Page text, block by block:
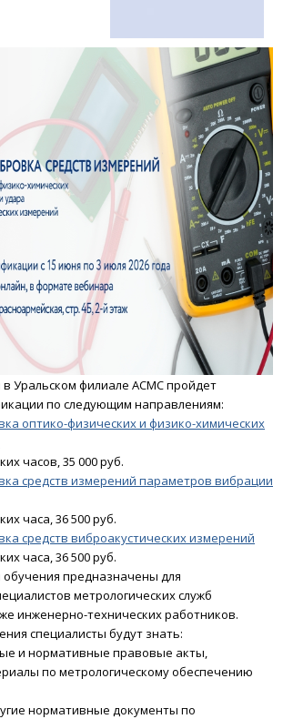
Уральском филиале АСМС пройдет
по следующим направлениям:
оптико-физических и физико-химических
часов, 35 000 руб.
средств измерений параметров вибрации
часа, 36 500 руб.
средств виброакустических измерений
часа, 36 500 руб.
предназначены для
метрологических служб
инженерно-технических работников.
специалисты будут знать:
и нормативные правовые акты,
по метрологическому обеспечению
нормативные документы по